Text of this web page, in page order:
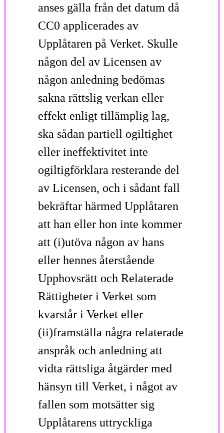
anses gälla från det datum då
CC0 applicerades av
Upplåtaren på Verket. Skulle
någon del av Licensen av
någon anledning bedömas
sakna rättslig verkan eller
effekt enligt tillämplig lag,
ska sådan partiell ogiltighet
eller ineffektivitet inte
ogiltigförklara resterande del
av Licensen, och i sådant fall
bekräftar härmed Upplåtaren
att han eller hon inte kommer
att (i)utöva någon av hans
eller hennes återstående
Upphovsrätt och Relaterade
Rättigheter i Verket som
kvarstår i Verket eller
(ii)framställa några relaterade
anspråk och anledning att
vidta rättsliga åtgärder med
hänsyn till Verket, i något av
fallen som motsätter sig
Upplåtarens uttryckliga